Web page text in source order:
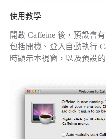
使用教學
開啟 Caffeine 後，預設會
包括開機、登入自動執行
時顯示本視窗，以及預設